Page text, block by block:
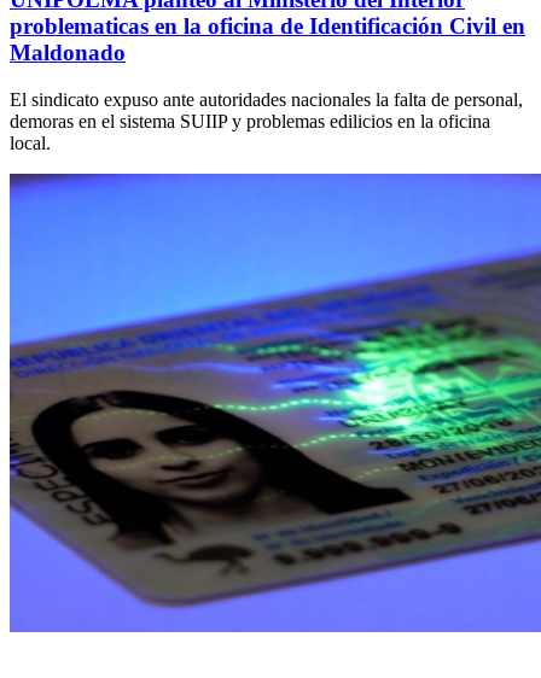
problematicas en la oficina de Identificación Civil en
Maldonado
El sindicato expuso ante autoridades nacionales la falta de personal,
demoras en el sistema SUIIP y problemas edilicios en la oficina
local.